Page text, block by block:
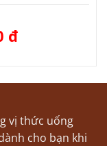
đ.
đGiá
hiện
vị thức uống
cho bạn khi